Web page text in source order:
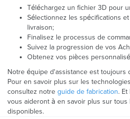
Téléchargez un fichier 3D pour
Sélectionnez les spécifications
livraison;
Finalisez le processus de
Suivez la progression de vos
Obtenez vos pièces
Notre équipe d'assistance est toujours
Pour en savoir plus sur les
consultez notre guide de fabrication. Et
vous aideront à en savoir plus sur
disponibles.